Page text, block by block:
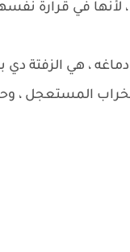
في قرارة
، هي الزفتة دي
المستعجل ،